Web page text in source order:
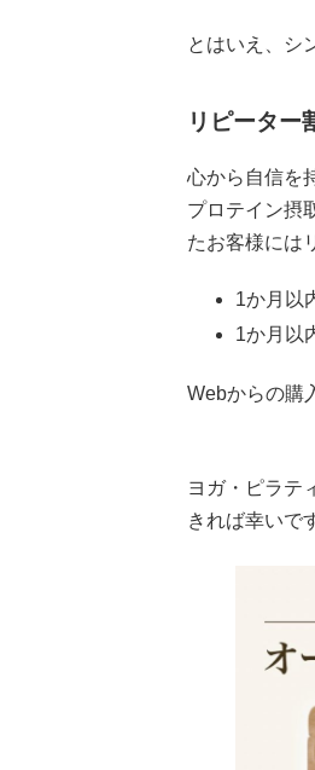
とはいえ、シ
リピーター
心から自信を
プロテイン摂
たお客様には
1か月以
1か月以
Webからの
ヨガ・ピラテ
きれば幸いで